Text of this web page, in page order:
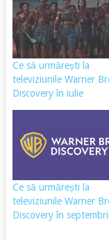
Ce să urmărești la
televiziunile Warner
Discovery în iulie
Ce să urmărești la
televiziunile Warner
Discovery în